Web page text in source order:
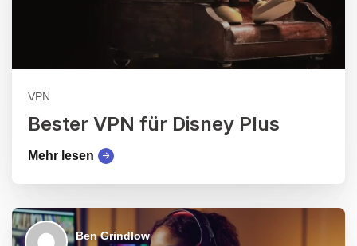
VPN
Bester VPN für Disney Plus
Mehr lesen
Ben Grindlow